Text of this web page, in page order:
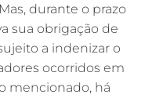
durante o prazo
sua obrigação de
a indenizar o
ocorridos em
mencionado, há